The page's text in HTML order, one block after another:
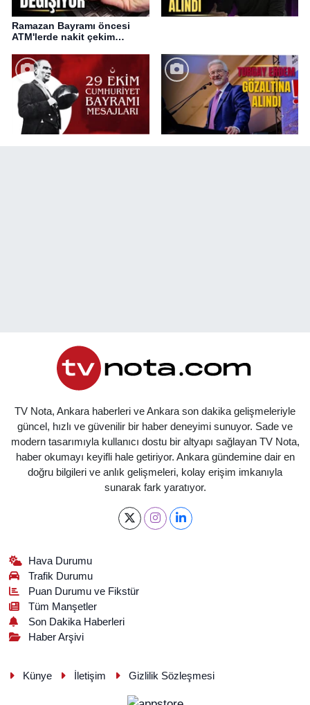
Ramazan Bayramı öncesi
ATM'lerde nakit çekim
TV Nota, Ankara haberleri ve Ankara son dakika gelişmeleriyle
güncel, hızlı ve güvenilir bir haber deneyimi sunuyor. Sade ve
modern tasarımıyla kullanıcı dostu bir altyapı sağlayan TV Nota,
haber okumayı keyifli hale getiriyor. Ankara gündemine dair en
doğru bilgileri ve anlık gelişmeleri, kolay erişim imkanıyla
sunarak fark yaratıyor.
Hava Durumu
Trafik Durumu
Puan Durumu ve Fikstür
Tüm Manşetler
Son Dakika Haberleri
Haber Arşivi
Künye İletişim Gizlilik Sözleşmesi